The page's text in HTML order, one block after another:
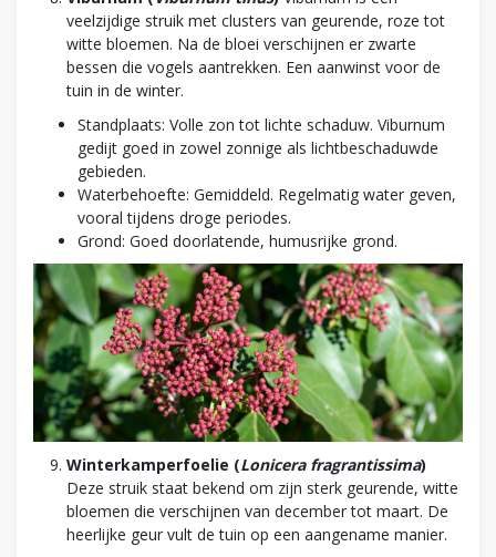
veelzijdige struik met clusters van geurende, roze tot
witte bloemen. Na de bloei verschijnen er zwarte
bessen die vogels aantrekken. Een aanwinst voor de
tuin in de winter.
Standplaats: Volle zon tot lichte schaduw. Viburnum
gedijt goed in zowel zonnige als lichtbeschaduwde
gebieden.
Waterbehoefte: Gemiddeld. Regelmatig water geven,
vooral tijdens droge periodes.
Grond: Goed doorlatende, humusrijke grond.
Winterkamperfoelie (Lonicera fragrantissima)
Deze struik staat bekend om zijn sterk geurende, witte
bloemen die verschijnen van december tot maart. De
heerlijke geur vult de tuin op een aangename manier.